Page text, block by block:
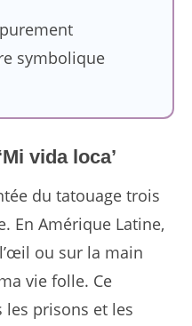
symbolique
vida loca’
du tatouage trois
En Amérique Latine,
ou sur la main
vie folle. Ce
les prisons et les